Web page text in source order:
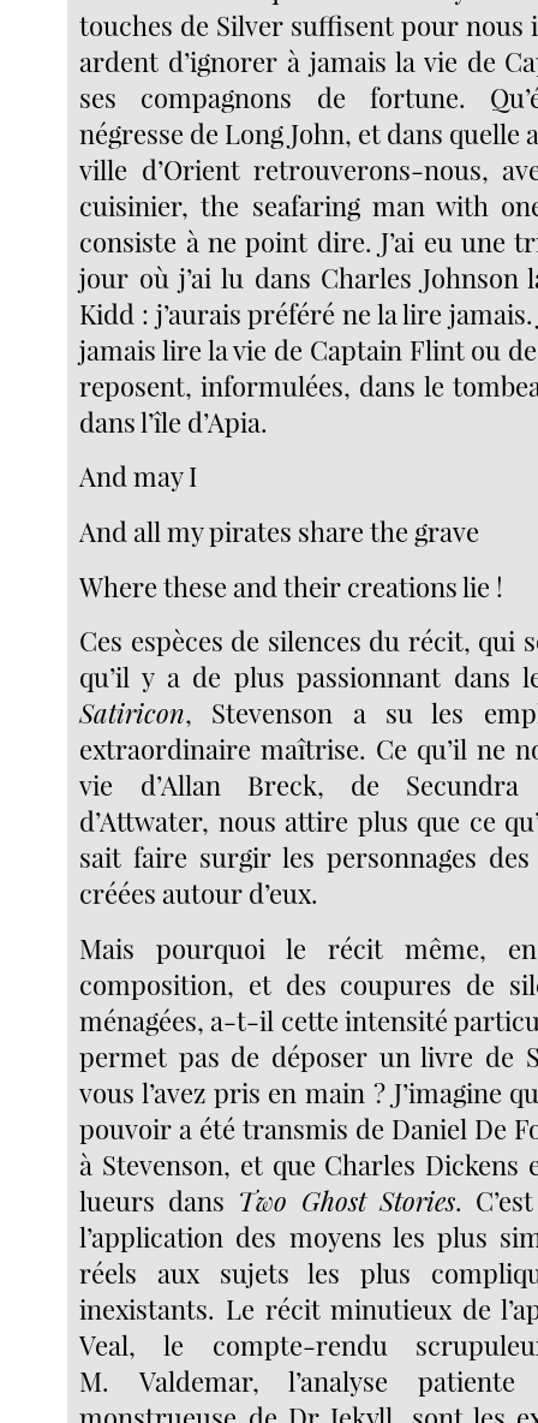
touches de Silver suffisent pour
ardent d’ignorer à jamais la vie de
ses compagnons de fortune.
négresse de Long John, et dans quelle
ville d’Orient retrouverons-nous,
cuisinier, the seafaring man with
consiste à ne point dire. J’ai eu une
jour où j’ai lu dans Charles Johnson
Kidd : j’aurais préféré ne la lire
jamais lire la vie de Captain Flint ou
reposent, informulées, dans le
dans l’île d’Apia.
And may I
And all my pirates share the grave
Where these and their creations lie !
Ces espèces de silences du récit, qui
qu’il y a de plus passionnant dans
Satiricon, Stevenson a su les
extraordinaire maîtrise. Ce qu’il ne
vie d’Allan Breck, de Secundra
d’Attwater, nous attire plus que ce
sait faire surgir les personnages
créées autour d’eux.
Mais pourquoi le récit même,
composition, et des coupures de
ménagées, a-t-il cette intensité
permet pas de déposer un livre de
vous l’avez pris en main ? J’imagine
pouvoir a été transmis de Daniel De
à Stevenson, et que Charles Dickens
lueurs dans Two Ghost Stories.
l’application des moyens les plus
réels aux sujets les plus
inexistants. Le récit minutieux de
Veal, le compte-rendu
M. Valdemar, l’analyse